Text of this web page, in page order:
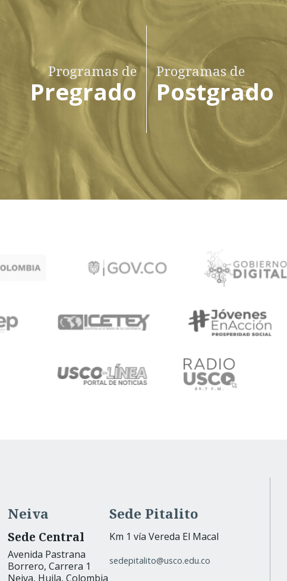
Programas de
Pregrado
Programas de
Postgrado
Neiva
Sede Central
Avenida Pastrana
Borrero, Carrera 1
Neiva, Huila, Colombia
Sede Pitalito
Km 1 vía Vereda El Macal
sedepitalito@usco.edu.co